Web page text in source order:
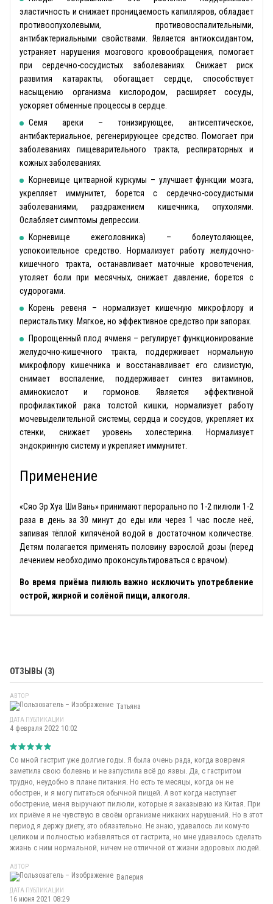
эластичность и снижает проницаемость капилляров, обладает
противоопухолевыми, противовоспалительными,
антибактериальными свойствами. Является антиоксидантом,
устраняет нарушения мозгового кровообращения, помогает
при сердечно-сосудистых заболеваниях. Снижает риск
развития катаракты, обогащает сердце, способствует
насыщению организма кислородом, расширяет сосуды,
ускоряет обменные процессы в сердце.
Семя ареки – тонизирующее, антисептическое,
антибактериальное, регенерирующее средство. Помогает при
заболеваниях пищеварительного тракта, респираторных и
кожных заболеваниях.
Корневище цитварной куркумы – улучшает функции мозга,
укрепляет иммунитет, борется с сердечно-сосудистыми
заболеваниями, раздражением кишечника, опухолями.
Ослабляет симптомы депрессии.
Корневище ежеголовника) – болеутоляющее,
успокоительное средство. Нормализует работу желудочно-
кишечного тракта, останавливает маточные кровотечения,
утоляет боли при месячных, снижает давление, борется с
судорогами.
Корень ревеня – нормализует кишечную микрофлору и
перистальтику. Мягкое, но эффективное средство при запорах.
Пророщенный плод ячменя – регулирует функционирование
желудочно-кишечного тракта, поддерживает нормальную
микрофлору кишечника и восстанавливает его слизистую,
снимает воспаление, поддерживает синтез витаминов,
аминокислот и гормонов. Является эффективной
профилактикой рака толстой кишки, нормализует работу
мочевыделительной системы, сердца и сосудов, укрепляет их
стенки, снижает уровень холестерина. Нормализует
эндокринную систему и укрепляет иммунитет.
Применение
«Сяо Эр Хуа Ши Вань» принимают перорально по 1-2 пилюли 1-2
раза в день за 30 минут до еды или через 1 час после неё,
запивая тёплой кипячёной водой в достаточном количестве.
Детям полагается применять половину взрослой дозы (перед
лечением необходимо проконсультироваться с врачом).
Во время приёма пилюль важно исключить употребление
острой, жирной и солёной пищи, алкоголя.
ОТЗЫВЫ (3)
АВТОР
Татьяна
ДАТА ПУБЛИКАЦИИ
4 февраля 2022 10:02
Со мной гастрит уже долгие годы. Я была очень рада, когда вовремя
заметила свою болезнь и не запустила всё до язвы. Да, с гастритом
трудно, неудобно в плане питания. Но есть те месяцы, когда он не
обострен, и я могу питаться обычной пищей. А вот когда наступает
обострение, меня выручают пилюли, которые я заказываю из Китая. При
их приёме я не чувствую в своём организме никаких нарушений. Но в этот
период я держу диету, это обязательно. Не знаю, удавалось ли кому-то
целиком и полностью избавляться от гастрита, но мне удавалось сделать
жизнь с ним нормальной, ничем не отличной от жизни здоровых людей.
АВТОР
Валерия
ДАТА ПУБЛИКАЦИИ
16 июня 2021 08:29